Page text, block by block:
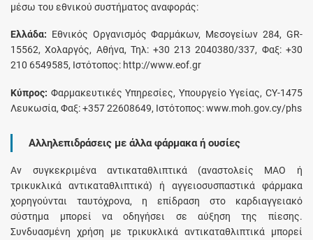
μέσω του εθνικού συστήματος αναφοράς:
Ελλάδα: Εθνικός Οργανισμός Φαρμάκων, Μεσογείων 284, GR-
15562, Χολαργός, Αθήνα, Τηλ: +30 213 2040380/337, Φαξ: +30
210 6549585, Ιστότοπος: http://www.eof.gr
Κύπρος: Φαρμακευτικές Υπηρεσίες, Υπουργείο Υγείας, CY-1475
Λευκωσία, Φαξ: +357 22608649, Ιστότοπος: www.moh.gov.cy/phs
Αλληλεπιδράσεις με άλλα φάρμακα ή ουσίες
Αν συγκεκριμένα αντικαταθλιπτικά (αναστολείς ΜΑΟ ή
τρικυκλικά αντικαταθλιπτικά) ή αγγειοσυσπαστικά φάρμακα
χορηγούνται ταυτόχρονα, η επίδραση στο καρδιαγγειακό
σύστημα μπορεί να οδηγήσει σε αύξηση της πίεσης.
Συνδυασμένη χρήση με τρικυκλικά αντικαταθλιπτικά μπορεί